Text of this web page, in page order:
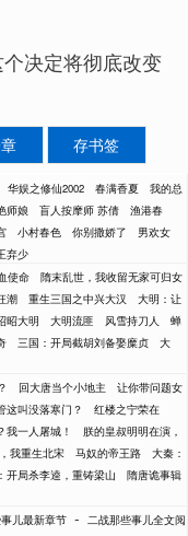
决定将彻底改变
存书签
华娱之修仙2002 春满香夏
我的总
师娘 盲人按摩师 苏倩
渔港春
小村春色 你别撒娇了
男欢女
弃少
使命
隋末乱世，我收留无家可归女
潮 重生三国之中兴大汉
大明：让
昭大明 大明流匪 风雪持刀人
蝉
三国：开局截胡刘备娶糜贞
大
回大唐当个小地主
让你带问题女
这叫没落寒门？
红楼之宁荣在
我一人屠城！
朕的皇叔明明在演，
我重生北宋 马奴的帝王路
大秦：
开局杀李逵，重铸梁山
隋唐诡事辑
儿最新章节 - 二战那些事儿全文阅